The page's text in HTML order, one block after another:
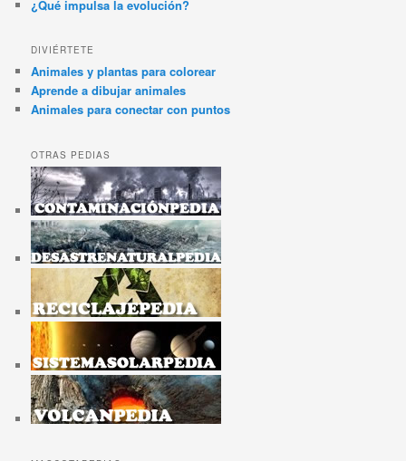
¿Qué impulsa la evolución?
DIVIÉRTETE
Animales y plantas para colorear
Aprende a dibujar animales
Animales para conectar con puntos
OTRAS PEDIAS